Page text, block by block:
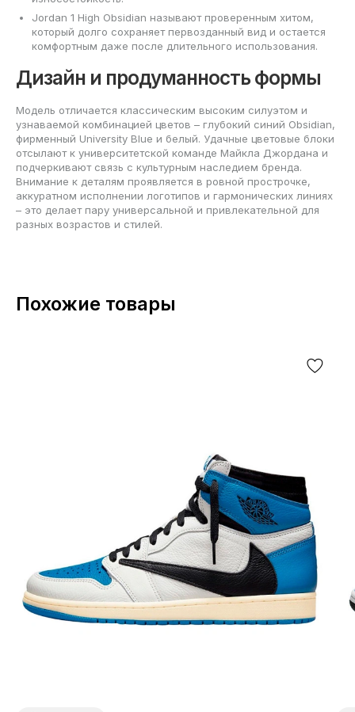
Jordan 1 High Obsidian называют проверенным хитом,
который долго сохраняет первозданный вид и остается
комфортным даже после длительного использования.
Дизайн и продуманность формы
Модель отличается классическим высоким силуэтом и
узнаваемой комбинацией цветов – глубокий синий Obsidian,
фирменный University Blue и белый. Удачные цветовые блоки
отсылают к университетской команде Майкла Джордана и
подчеркивают связь с культурным наследием бренда.
Внимание к деталям проявляется в ровной прострочке,
аккуратном исполнении логотипов и гармонических линиях
– это делает пару универсальной и привлекательной для
разных возрастов и стилей.
Похожие товары